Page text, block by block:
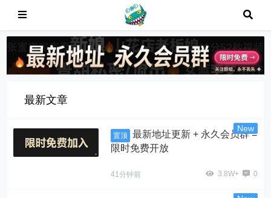
最新文章
置顶
最新地址更新 + 永久会员群 =
限时免费开放
41分钟前 3.8W+ 0